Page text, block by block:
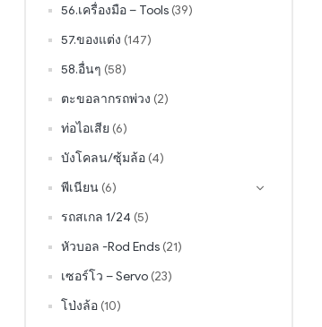
56.เครื่องมือ – Tools (39)
57.ของแต่ง (147)
58.อื่นๆ (58)
ตะขอลากรถพ่วง (2)
ท่อไอเสีย (6)
บังโคลน/ซุ้มล้อ (4)
พีเนียน (6)
รถสเกล 1/24 (5)
หัวบอล -Rod Ends (21)
เซอร์โว – Servo (23)
โป่งล้อ (10)